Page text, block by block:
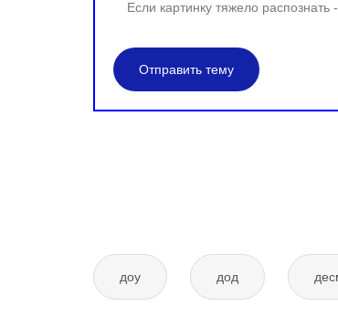
Если картинку тяжело распознать
Отправить тему
доу дод